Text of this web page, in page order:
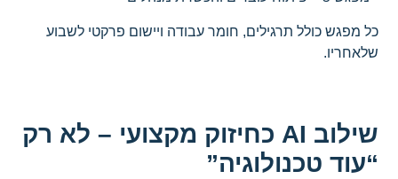
כל מפגש כולל תרגילים, חומר עבודה ויישום פרקטי לשבוע
שלאחריו.
שילוב AI כחיזוק מקצועי – לא רק
“עוד טכנולוגיה”